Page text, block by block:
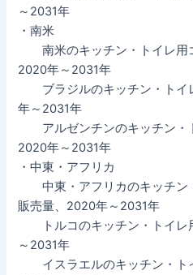
～2031年
・南米
南米のキッチン・トイレ用
2020年～2031年
ブラジルのキッチン・トイ
年～2031年
アルゼンチンのキッチン・
2020年～2031年
・中東・アフリカ
中東・アフリカのキッチン
販売量、2020年～2031年
トルコのキッチン・トイレ
～2031年
イスラエルのキッチン・ト